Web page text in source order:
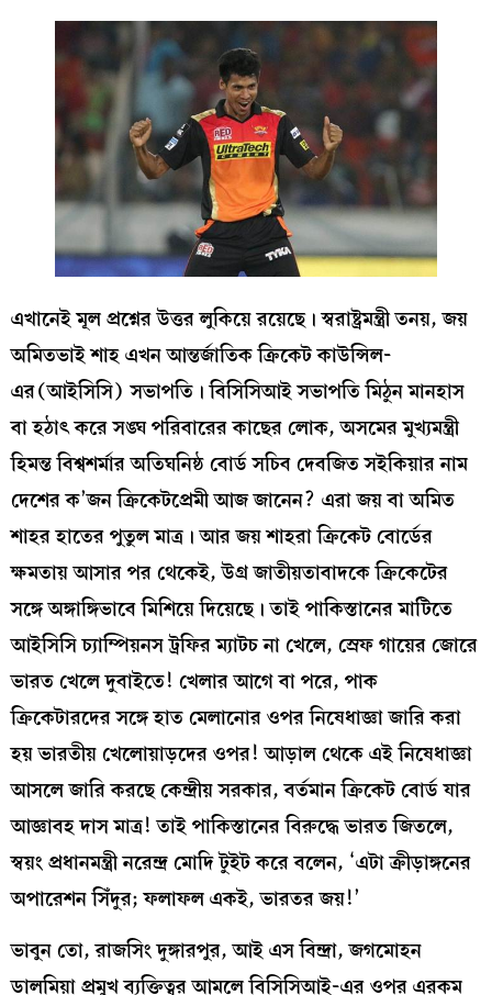
এখানেই মূল প্রশ্নের উত্তর লুকিয়ে রয়েছে। স্বরাষ্ট্রমন্ত্রী তনয়, জয়
অমিতভাই শাহ এখন আন্তর্জাতিক ক্রিকেট কাউন্সিল-
এর(আইসিসি) সভাপতি। বিসিসিআই সভাপতি মিঠুন মানহাস
বা হঠাৎ করে সঙ্ঘ পরিবারের কাছের লোক, অসমের মুখ্যমন্ত্রী
হিমন্ত বিশ্বশর্মার অতিঘনিষ্ঠ বোর্ড সচিব দেবজিত সইকিয়ার নাম
দেশের ক’জন ক্রিকেটপ্রেমী আজ জানেন? এরা জয় বা অমিত
শাহর হাতের পুতুল মাত্র। আর জয় শাহরা ক্রিকেট বোর্ডের
ক্ষমতায় আসার পর থেকেই, উগ্র জাতীয়তাবাদকে ক্রিকেটের
সঙ্গে অঙ্গাঙ্গিভাবে মিশিয়ে দিয়েছে। তাই পাকিস্তানের মাটিতে
আইসিসি চ্যাম্পিয়নস ট্রফির ম্যাটচ না খেলে, স্রেফ গায়ের জোরে
ভারত খেলে দুবাইতে! খেলার আগে বা পরে, পাক
ক্রিকেটারদের সঙ্গে হাত মেলানোর ওপর নিষেধাজ্ঞা জারি করা
হয় ভারতীয় খেলোয়াড়দের ওপর! আড়াল থেকে এই নিষেধাজ্ঞা
আসলে জারি করছে কেন্দ্রীয় সরকার, বর্তমান ক্রিকেট বোর্ড যার
আজ্ঞাবহ দাস মাত্র! তাই পাকিস্তানের বিরুদ্ধে ভারত জিতলে,
স্বয়ং প্রধানমন্ত্রী নরেন্দ্র মোদি টুইট করে বলেন, ‘এটা ক্রীড়াঙ্গনের
অপারেশন সিঁদুর; ফলাফল একই, ভারতর জয়!’
ভাবুন তো, রাজসিং দুঙ্গারপুর, আই এস বিন্দ্রা, জগমোহন
ডালমিয়া প্রমুখ ব্যক্তিত্বর আমলে বিসিসিআই-এর ওপর এরকম